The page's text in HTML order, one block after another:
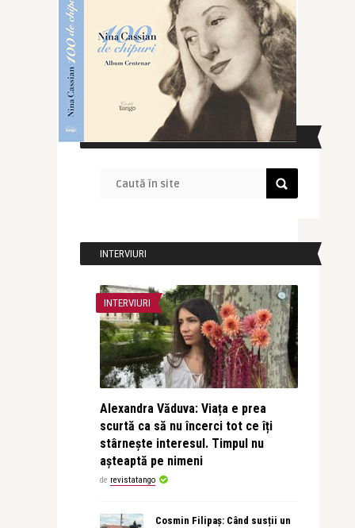
CAUTĂ ÎN SITE
INTERVIURI
INTERVIURI
Alexandra Văduva: Viața e prea
scurtă ca să nu încerci tot ce îți
stârnește interesul. Timpul nu
așteaptă pe nimeni
de revistatango
Cosmin Filipaș: Când susții un